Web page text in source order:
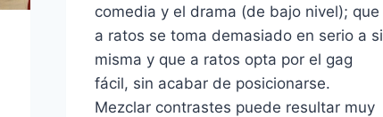
comedia y el drama (de bajo nivel); que
a ratos se toma demasiado en serio a si
misma y que a ratos opta por el gag
fácil, sin acabar de posicionarse.
Mezclar contrastes puede resultar muy